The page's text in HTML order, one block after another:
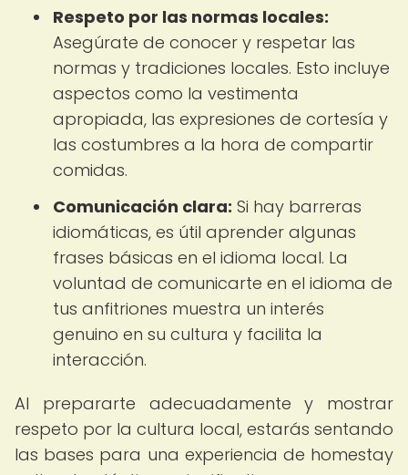
Respeto por las normas locales:
Asegúrate de conocer y respetar las
normas y tradiciones locales. Esto incluye
aspectos como la vestimenta
apropiada, las expresiones de cortesía y
las costumbres a la hora de compartir
comidas.
Comunicación clara: Si hay barreras
idiomáticas, es útil aprender algunas
frases básicas en el idioma local. La
voluntad de comunicarte en el idioma de
tus anfitriones muestra un interés
genuino en su cultura y facilita la
interacción.
Al prepararte adecuadamente y mostrar
respeto por la cultura local, estarás sentando
las bases para una experiencia de homestay